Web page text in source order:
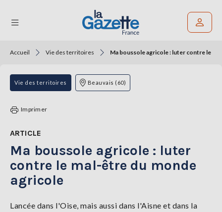
THÉMATIQUES
RÉGIONS
TENDANCES
SERVICES
LA
GAZETTE
Accueil Vie des territoires Ma boussole agricole : luter contre le
Vie des territoires Beauvais (60)
Imprimer
ARTICLE
Ma boussole agricole : luter
contre le mal-être du monde
agricole
Lancée dans l'Oise, mais aussi dans l'Aisne et dans la